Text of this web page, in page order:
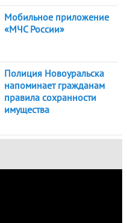
Мобильное приложение
«МЧС России»
Полиция Новоуральска
напоминает гражданам
правила сохранности
имущества